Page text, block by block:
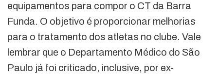
equipamentos para compor o CT da Barra
Funda. O objetivo é proporcionar melhorias
para o tratamento dos atletas no clube. Vale
lembrar que o Departamento Médico do São
Paulo já foi criticado, inclusive, por ex-